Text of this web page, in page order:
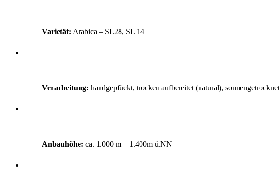
Varietät: Arabica – SL28, SL 14
Verarbeitung: handgepfückt, trocken aufbereitet (natural), sonnengetrocknet
Anbauhöhe: ca. 1.000 m – 1.400m ü.NN